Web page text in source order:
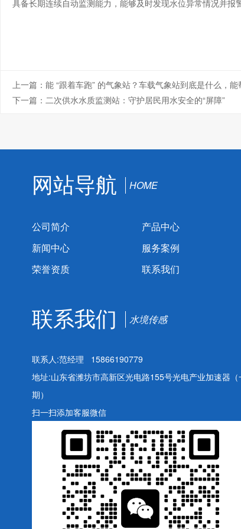
具备长期连续自动监测能力，能够及时发现水位异常情况并报
上一篇： 能 “跟着车跑” 的气象站？车载气象站到底是什么，能
下一篇： 二次供水水质监测站：守护居民用水安全的“屏障”
网站导航 HOME
公司简介
产品中心
新闻中心
服务案例
荣誉资质
联系我们
联系我们 水境传感
联系人:范经理 15866190779
地址:山东省潍坊市高新区光电路155号光电产业加速器（
期）
扫一扫添加客服微信